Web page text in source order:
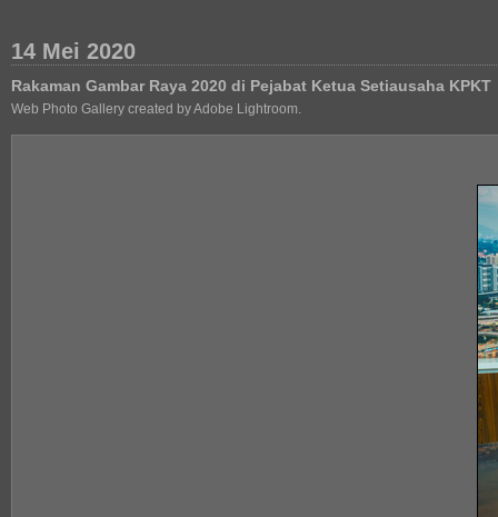
14 Mei 2020
Rakaman Gambar Raya 2020 di Pejabat Ketua Setiausaha KPKT
Web Photo Gallery created by Adobe Lightroom.